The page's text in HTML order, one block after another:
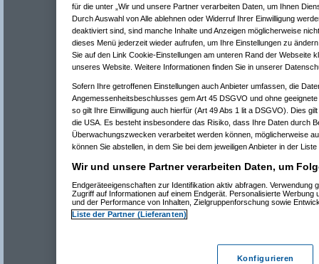
für die unter „Wir und unsere Partner verarbeiten Daten, um Ihnen
Durch Auswahl von Alle ablehnen oder Widerruf Ihrer Einwilligung
deaktiviert sind, sind manche Inhalte und Anzeigen möglicherweise
dieses Menü jederzeit wieder aufrufen, um Ihre Einstellungen zu
Sie auf den Link Cookie-Einstellungen am unteren Rand der Webseite
unseres Website. Weitere Informationen finden Sie in unserer
Sofern Ihre getroffenen Einstellungen auch Anbieter umfassen, die
Angemessenheitsbeschlusses gem Art 45 DSGVO und ohne
so gilt Ihre Einwilligung auch hierfür (Art 49 Abs 1 lit a DSGVO). Dies
die USA. Es besteht insbesondere das Risiko, dass Ihre Daten durch
Überwachungszwecken verarbeitet werden können, möglicherweise
können Sie abstellen, in dem Sie bei dem jeweiligen Anbieter in der
Wir und unsere Partner verarbeiten Daten, um
Endgeräteeigenschaften zur Identifikation aktiv abfragen. Verwendung
Zugriff auf Informationen auf einem Endgerät. Personalisierte Werbung
und der Performance von Inhalten, Zielgruppenforschung sowie
Liste der Partner (Lieferanten)
Konfigurieren